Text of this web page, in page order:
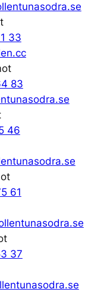
33
83
46
61
37